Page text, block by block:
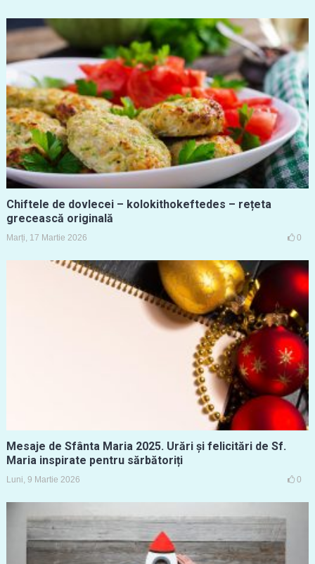
Chiftele de dovlecei – kolokithokeftedes – rețeta
grecească originală
Marți, 17 Martie 2026 0
Mesaje de Sfânta Maria 2025. Urări și felicitări de Sf.
Maria inspirate pentru sărbătoriți
Luni, 9 Martie 2026 0